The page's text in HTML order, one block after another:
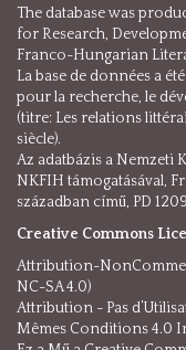
The database was
for Research,
Franco-Hungarian
La base de données a
pour la recherche, le
(titre: Les relations
siècle).
Az adatbázis a Nemzeti
NKFIH támogatásával,
században című, PD
Creative Commons
Attribution-
NC-SA 4.0)
Attribution - Pas
Mêmes Conditions 4.0